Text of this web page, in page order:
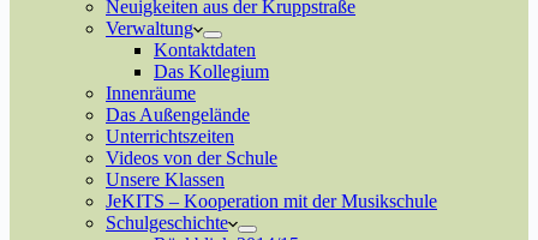
Neuigkeiten aus der Kruppstraße
Verwaltung
Kontaktdaten
Das Kollegium
Innenräume
Das Außengelände
Unterrichtszeiten
Videos von der Schule
Unsere Klassen
JeKITS – Kooperation mit der Musikschule
Schulgeschichte